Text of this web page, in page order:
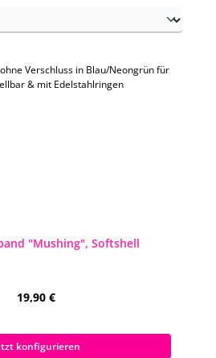
"Mushing", Softshell
Regulärer Preis:
19,90 €
konfigurieren